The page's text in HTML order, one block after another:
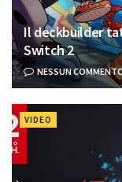
Il deckbuilder
Switch 2
NESSUN
VIDEO